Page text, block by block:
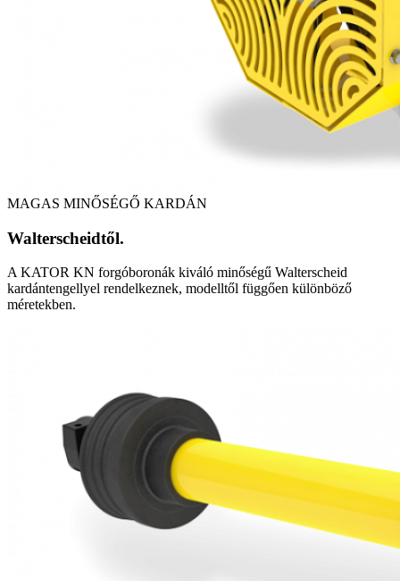
MAGAS MINŐSÉGŐ KARDÁN
Walterscheidtől.
A KATOR KN forgóboronák kiváló minőségű Walterscheid
kardántengellyel rendelkeznek, modelltől függően különböző
méretekben.